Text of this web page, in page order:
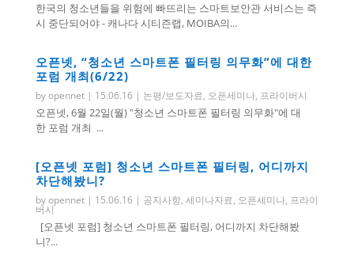
한국의 청소년들을 위험에 빠뜨리는 스마트보안관 서비스는 즉
시 중단되어야 - 캐나다 시티즌랩, MOIBA의...
오픈넷, “청소년 스마트폰 필터링 의무화”에 대한
포럼 개최(6/22)
byopennet| 15.06.16| 논평/보도자료, 오픈세미나, 프라이버시
오픈넷, 6월 22일(월) "청소년 스마트폰 필터링 의무화"에 대
한 포럼 개최 ...
[오픈넷 포럼] 청소년 스마트폰 필터링, 어디까지
차단해봤니?
byopennet| 15.06.16| 공지사항, 세미나자료, 오픈세미나, 프라이
버시
[오픈넷 포럼] 청소년 스마트폰 필터링, 어디까지 차단해봤
니?...